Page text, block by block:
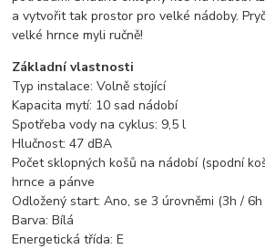
avytvořittakprostorprovelkénádoby.
velkéhrncemyliručně!
Základnívlastnosti
Typinstalace:Volně stojící
Kapacitamytí: 10 sadnádobí
Spotřebavodynacyklus: 9,5l
Hlučnost:47dBA
Počet sklopnýchkošůnanádobí (spodní
hrnce apánve
Odložený start:Ano, se3úrovněmi (3h /
Barva:Bílá
Energetickátřída:E